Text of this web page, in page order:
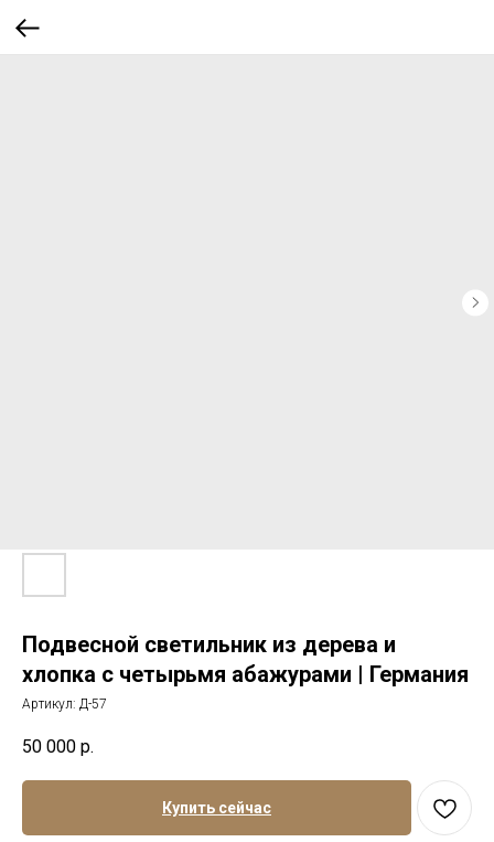
Подвесной светильник из дерева и
хлопка с четырьмя абажурами | Германия
Артикул: Д-57
50 000 р.
Купить сейчас